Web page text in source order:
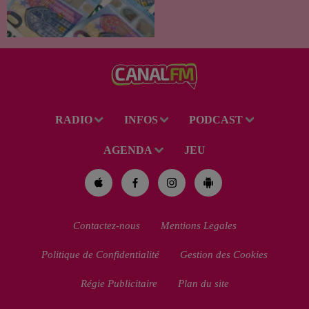
RADIO INFOS PODCAST
AGENDA JEU
Contactez-nous Mentions Legales
Politique de Confidentialité Gestion des Cookies
Régie Publicitaire Plan du site